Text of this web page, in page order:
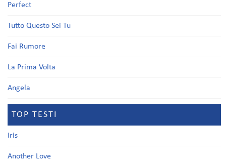
Perfect
Tutto Questo Sei Tu
Fai Rumore
La Prima Volta
Angela
TOP TESTI
Iris
Another Love